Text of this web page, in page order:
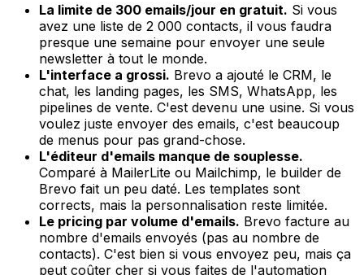
La limite de 300 emails/jour en gratuit. Si vous
avez une liste de 2 000 contacts, il vous faudra
presque une semaine pour envoyer une seule
newsletter à tout le monde.
L'interface a grossi. Brevo a ajouté le CRM, le
chat, les landing pages, les SMS, WhatsApp, les
pipelines de vente. C'est devenu une usine. Si vous
voulez juste envoyer des emails, c'est beaucoup
de menus pour pas grand-chose.
L'éditeur d'emails manque de souplesse.
Comparé à MailerLite ou Mailchimp, le builder de
Brevo fait un peu daté. Les templates sont
corrects, mais la personnalisation reste limitée.
Le pricing par volume d'emails. Brevo facture au
nombre d'emails envoyés (pas au nombre de
contacts). C'est bien si vous envoyez peu, mais ça
peut coûter cher si vous faites de l'automation